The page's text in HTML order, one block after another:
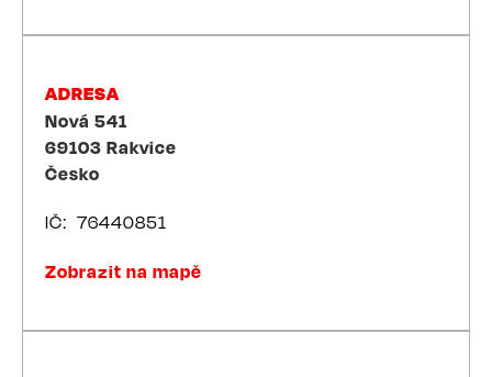
ADRESA
Nová 541
69103 Rakvice
Česko
IČ 76440851
Zobrazit na mapě